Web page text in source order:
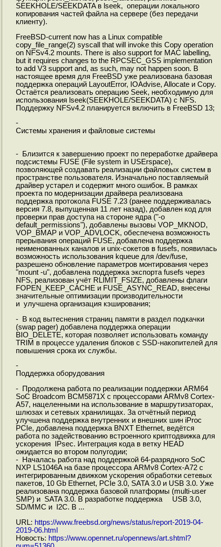
SEEKHOLE/SEEKDATA в lseek, операции локального
копирования частей файла на сервере (без передачи
клиенту).
FreeBSD-current now has a Linux compatible
copy_file_range(2) syscall that will invoke this Copy operation
on NFSv4.2 mounts. There is also support for MAC labelling,
but it requires changes to the RPCSEC_GSS implementation
to add V3 support and, as such, may not happen soon. В
настоящее время для FreeBSD уже реализована базовая
поддержка операций LayoutError, IOAdvise, Allocate и Copy.
Остаётся реализовать операцию Seek, необходимую для
использования lseek(SEEKHOLE/SEEKDATA) с NFS.
Поддержку NFSv4.2 планируется включить в FreeBSD 13;
-
Системы хранения и файловые системы
- Близится к завершению проект по переработке драйвера
подсистемы FUSE (File system in USErspace),
позволяющей создавать реализации файловых систем в
пространстве пользователя. Изначально поставляемый
драйвер устарел и содержит много ошибок. В рамках
проекта по модернизации драйвера реализована
поддержка протокола FUSE 7.23 (ранее поддерживалась
версия 7.8, выпущенная 11 лет назад), добавлен код для
проверки прав доступа на стороне ядра ("-o
default_permissions"), добавлены вызовы VOP_MKNOD,
VOP_BMAP и VOP_ADVLOCK, обеспечена возможность
прерывания операций FUSE, добавлена поддержка
неименованных каналов и unix-сокетов в fusefs, появилась
возможность использования kqueue для /dev/fuse,
разрешено обновление параметров монтирования через
"mount -u", добавлена поддержка экспорта fusefs через
NFS, реализован учёт RLIMIT_FSIZE, добавлены флаги
FOPEN_KEEP_CACHE и FUSE_ASYNC_READ, внесены
значительные оптимизации производительности
и улучшена организация кэширования;
- В код вытеснения страниц памяти в раздел подкачки
(swap pager) добавлена поддержка операции
BIO_DELETE, которая позволяет использовать команду
TRIM в процессе удаления блоков с SSD-накопителей для
повышения срока их службы.
-
Поддержка оборудования
- Продолжена работа по реализации поддержки ARM64
SoC Broadcom BCM5871X с процессорами ARMv8 Cortex-
A57, нацеленными на использование в маршрутизаторах,
шлюзах и сетевых хранилищах. За отчётный период
улучшена поддержка внутренних и внешних шин iProc
PCIe, добавлена поддержка BNXT Ethernet, ведётся
работа по задействованию встроенного криптодвижка для
ускорения IPsec. Интеграция кода в ветку HEAD
ожидается во втором полугодии;
- Началась работа над поддержкой 64-разрядного SoC
NXP LS1046A на базе процессора ARMv8 Cortex-A72 с
интегрированным движком ускорения обработки сетевых
пакетов, 10 Gb Ethernet, PCIe 3.0, SATA 3.0 и USB 3.0. Уже
реализована поддержка базовой платформы (multi-user
SMP) и SATA 3.0. В разработке поддержка USB 3.0,
SD/MMC и I2C. В ...
URL: https://www.freebsd.org/news/status/report-2019-04-
2019-06.html
Новость: https://www.opennet.ru/opennews/art.shtml?